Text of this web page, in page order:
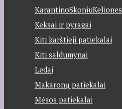
KarantinoSkoniuKeliones
Keksai ir pyragai
Kiti karštieji patiekalai
Kiti saldumynai
Ledai
Makaronų patiekalai
Mėsos patiekalai